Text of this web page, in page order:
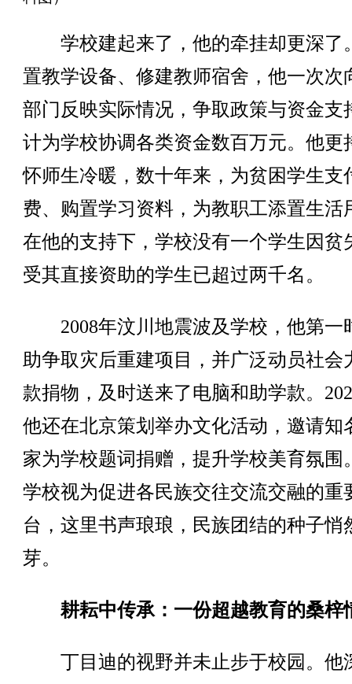
学校建起来了，他的牵挂却更深了
置教学设备、修建教师宿舍，他一次次
部门反映实际情况，争取政策与资金支
计为学校协调各类资金数百万元。他更
怀师生冷暖，数十年来，为贫困学生支
费、购置学习资料，为教职工添置生活
在他的支持下，学校没有一个学生因贫
受其直接资助的学生已超过两千名。
2008年汶川地震波及学校，他第一
助争取灾后重建项目，并广泛动员社会
款捐物，及时送来了电脑和助学款。
他还在北京策划举办文化活动，邀请知
家为学校题词捐赠，提升学校美育氛围
学校视为促进各民族交往交流交融的重
台，这里书声琅琅，民族团结的种子悄
芽。
耕耘中传承：一份超越教育的桑梓
丁目迪的视野并未止步于校园。他